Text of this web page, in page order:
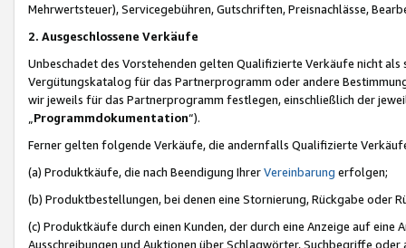
Mehrwertsteuer), Servicegebühren, Gutschriften, Preisnachlässe,
2. Ausgeschlossene Verkäufe
Unbeschadet des Vorstehenden gelten Qualifizierte Verkäufe nicht
Vergütungskatalog für das Partnerprogramm oder andere
wir jeweils für das Partnerprogramm festlegen, einschließlich der
Programmdokumentation“).
Ferner gelten folgende Verkäufe, die andernfalls Qualifizierte
(a) Produktkäufe, die nach Beendigung IhrerVereinbarung erfolgen;
(b) Produktbestellungen, bei denen eine Stornierung, Rückgabe oder
(c) Produktkäufe durch einen Kunden, der durch eine Anzeige auf
Ausschreibungen und Auktionen über Schlagwörter, Suchbegriffe